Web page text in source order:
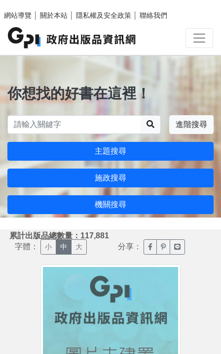
網站導覽
關於本站 隱私權及安全政策 聯絡我們
你想找的好書在這裡！
進階搜尋
主題搜尋
施政搜尋
機關搜尋
累計出版品總數量：117,881
字體： 小 中 大 分享： 臉書分享(另開新視窗)
噗浪分享(另開新
Line分享(另